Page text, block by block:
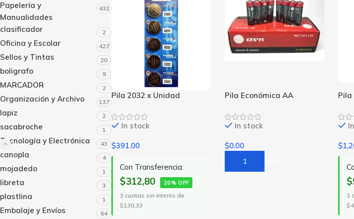
Papelería y
Manualidades
432
clasificador 2
Oficina y Escolar 427
Sellos y Tintas 20
boligrafo 9
MARCADOR 2
Organización y Archivo 137
lapiz 2
sacabroche 1
Tecnología y Electrónica 43
canopla 4
mojadedo 1
libreta 3
plastlina 1
Embalaje y Envíos 64
Pila 2032 x Unidad
In stock
$391.00
Con Transferencia:
$312,80 20% OFF
3 cuotas sin interés de
$130,33
Pila Económica AA
In stock
$0.00
Añadir Al Carrito
Pila
$
3